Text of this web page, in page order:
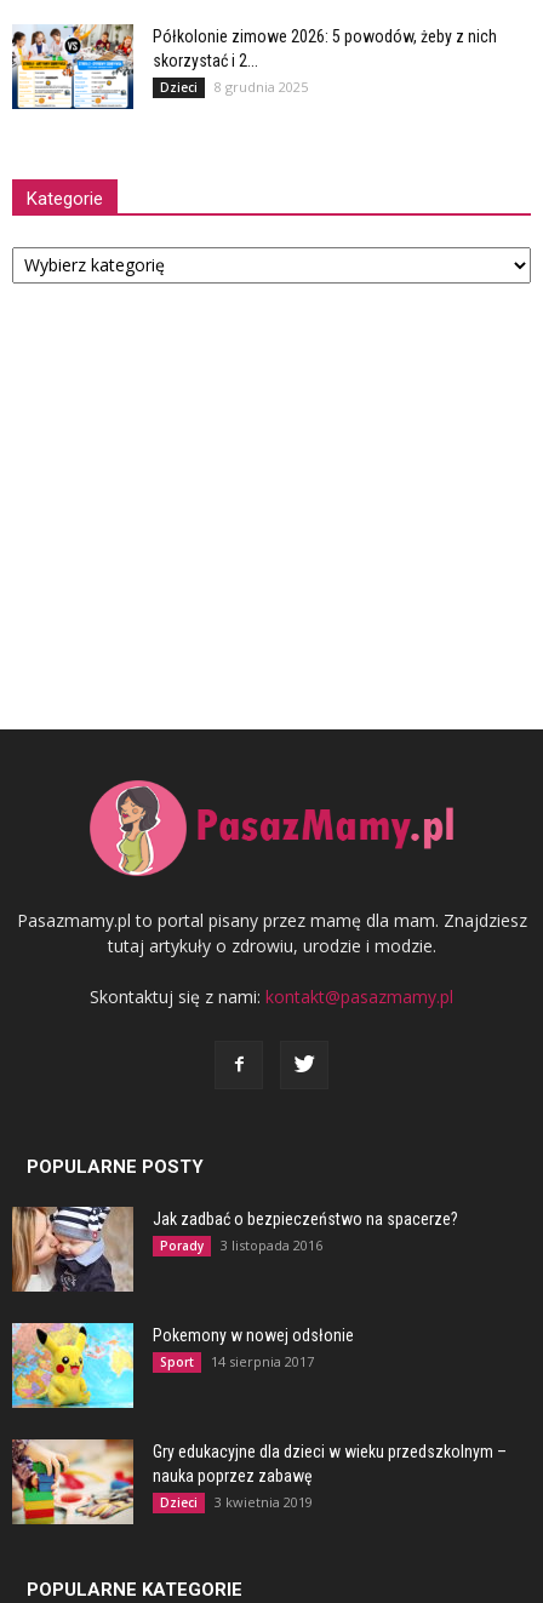
Półkolonie zimowe 2026: 5 powodów, żeby z nich
skorzystać i 2...
Dzieci 8 grudnia 2025
Kategorie
Kategorie
Pasazmamy.pl to portal pisany przez mamę dla mam. Znajdziesz
tutaj artykuły o zdrowiu, urodzie i modzie.
Skontaktuj się z nami: kontakt@pasazmamy.pl
POPULARNE POSTY
Jak zadbać o bezpieczeństwo na spacerze?
Porady 3 listopada 2016
Pokemony w nowej odsłonie
Sport 14 sierpnia 2017
Gry edukacyjne dla dzieci w wieku przedszkolnym –
nauka poprzez zabawę
Dzieci 3 kwietnia 2019
POPULARNE KATEGORIE